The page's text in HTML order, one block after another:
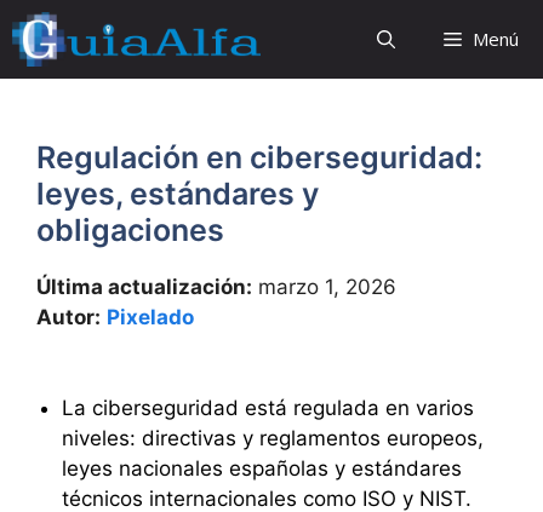
Saltar
al
contenido
Menú
Regulación en ciberseguridad:
leyes, estándares y
obligaciones
Última actualización: marzo 1, 2026
Autor: Pixelado
La ciberseguridad está regulada en varios
niveles: directivas y reglamentos europeos,
leyes nacionales españolas y estándares
técnicos internacionales como ISO y NIST.